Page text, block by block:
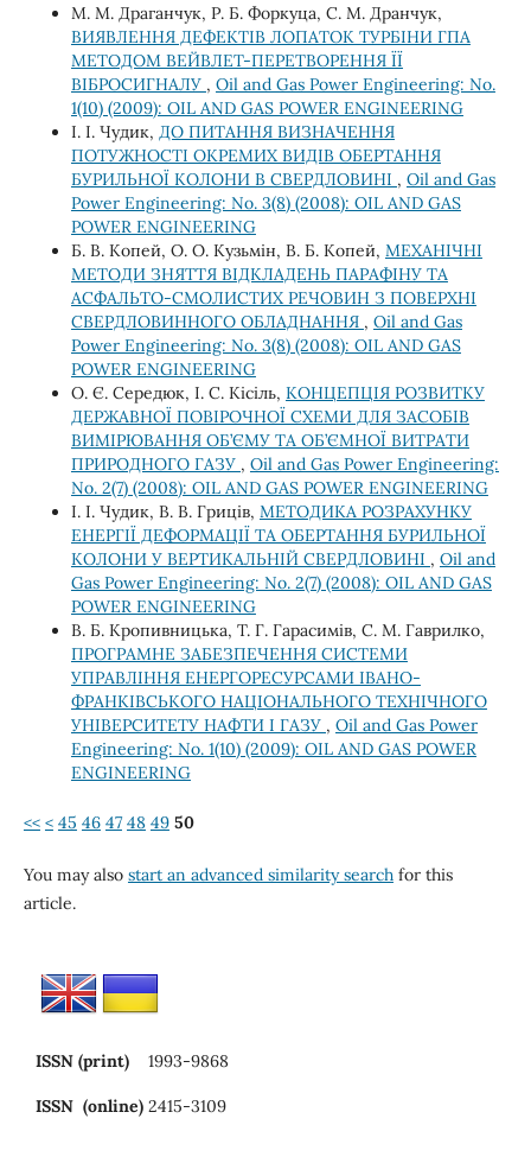
М. М. Драганчук, Р. Б. Форкуца, С. М. Дранчук,
ВИЯВЛЕННЯ ДЕФЕКТІВ ЛОПАТОК ТУРБІНИ ГПА
МЕТОДОМ ВЕЙВЛЕТ-ПЕРЕТВОРЕННЯ ЇЇ
ВІБРОСИГНАЛУ , Oil and Gas Power Engineering: No.
1(10) (2009): OIL AND GAS POWER ENGINEERING
І. І. Чудик, ДО ПИТАННЯ ВИЗНАЧЕННЯ
ПОТУЖНОСТІ ОКРЕМИХ ВИДІВ ОБЕРТАННЯ
БУРИЛЬНОЇ КОЛОНИ В СВЕРДЛОВИНІ , Oil and Gas
Power Engineering: No. 3(8) (2008): OIL AND GAS
POWER ENGINEERING
Б. В. Копей, О. О. Кузьмін, В. Б. Копей, МЕХАНІЧНІ
МЕТОДИ ЗНЯТТЯ ВІДКЛАДЕНЬ ПАРАФІНУ ТА
АСФАЛЬТО-СМОЛИСТИХ РЕЧОВИН З ПОВЕРХНІ
СВЕРДЛОВИННОГО ОБЛАДНАННЯ , Oil and Gas
Power Engineering: No. 3(8) (2008): OIL AND GAS
POWER ENGINEERING
О. Є. Середюк, І. С. Кісіль, КОНЦЕПЦІЯ РОЗВИТКУ
ДЕРЖАВНОЇ ПОВІРОЧНОЇ СХЕМИ ДЛЯ ЗАСОБІВ
ВИМІРЮВАННЯ ОБ’ЄМУ ТА ОБ’ЄМНОЇ ВИТРАТИ
ПРИРОДНОГО ГАЗУ , Oil and Gas Power Engineering:
No. 2(7) (2008): OIL AND GAS POWER ENGINEERING
І. І. Чудик, В. В. Гриців, МЕТОДИКА РОЗРАХУНКУ
ЕНЕРГІЇ ДЕФОРМАЦІЇ ТА ОБЕРТАННЯ БУРИЛЬНОЇ
КОЛОНИ У ВЕРТИКАЛЬНІЙ СВЕРДЛОВИНІ , Oil and
Gas Power Engineering: No. 2(7) (2008): OIL AND GAS
POWER ENGINEERING
В. Б. Кропивницька, Т. Г. Гарасимів, С. М. Гаврилко,
ПРОГРАМНЕ ЗАБЕЗПЕЧЕННЯ СИСТЕМИ
УПРАВЛІННЯ ЕНЕРГОРЕСУРСАМИ ІВАНО-
ФРАНКІВСЬКОГО НАЦІОНАЛЬНОГО ТЕХНІЧНОГО
УНІВЕРСИТЕТУ НАФТИ І ГАЗУ , Oil and Gas Power
Engineering: No. 1(10) (2009): OIL AND GAS POWER
ENGINEERING
<< < 45 46 47 48 49 50
You may also start an advanced similarity searchfor this
article.
ISSN (print) 1993-9868
ISSN (online) 2415-3109